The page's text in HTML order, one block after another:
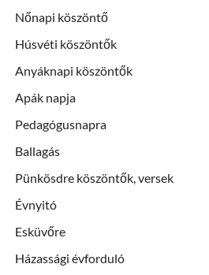
Nőnapi köszöntő
Húsvéti köszöntők
Anyáknapi köszöntők
Apák napja
Pedagógusnapra
Ballagás
Pünkösdre köszöntők, versek
Évnyitó
Esküvőre
Házassági évforduló